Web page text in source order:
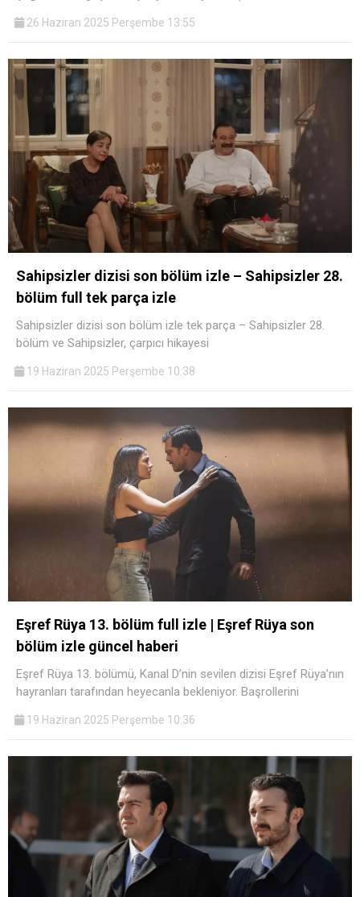
26 Haziran 2025 Perşembe 13:55
Sahipsizler dizisi son bölüm izle – Sahipsizler 28.
bölüm full tek parça izle
Sahipsizler dizisi son bölüm izle tek parça – Sahipsizler 28.
bölüm ve Sahipsizler, çarpıcı hikayesi
19 Haziran 2025 Perşembe 10:38
Eşref Rüya 13. bölüm full izle | Eşref Rüya son
bölüm izle güncel haberi
Eşref Rüya 13. bölümü, Kanal D’nin sevilen dizisi Eşref Rüya’nın
hayranları tarafından heyecanla bekleniyor. Başrollerini
19 Haziran 2025 Perşembe 10:36